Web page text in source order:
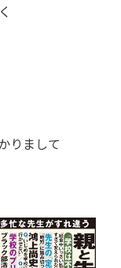
りまして